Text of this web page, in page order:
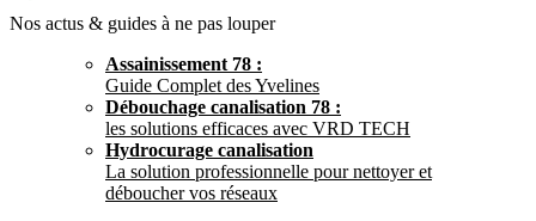
Nos actus & guides à ne pas louper
Assainissement 78 :
Guide Complet des Yvelines
Débouchage canalisation 78 :
les solutions efficaces avec VRD TECH
Hydrocurage canalisation
La solution professionnelle pour nettoyer et
déboucher vos réseaux